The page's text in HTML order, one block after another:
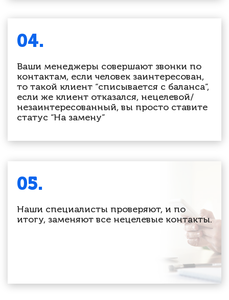
04.
Ваши менеджеры совершают звонки по
контактам, если человек заинтересован,
то такой клиент “списывается с баланса”,
если же клиент отказался, нецелевой/
незаинтересованный, вы просто ставите
статус “На замену”
05.
Наши специалисты проверяют, и по
итогу, заменяют все нецелевые контакты.